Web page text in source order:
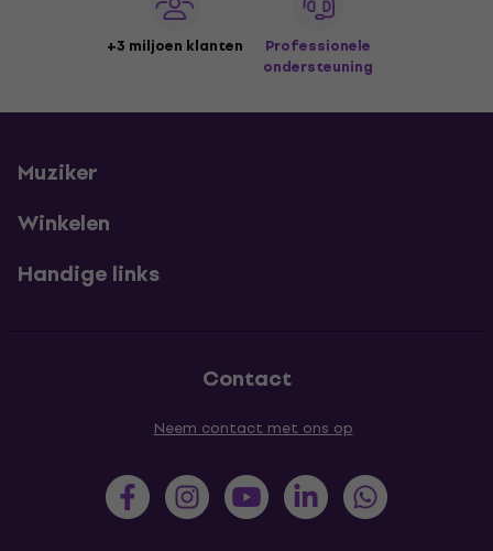
+3 miljoen klanten
Professionele
ondersteuning
Muziker
Winkelen
Handige links
Contact
Neem contact met ons op